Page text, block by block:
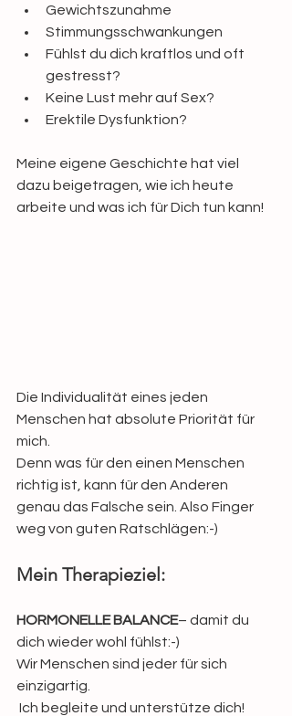
Gewichtszunahme
Stimmungsschwankungen
Fühlst du dich kraftlos und oft
gestresst?
Keine Lust mehr auf Sex?
Erektile Dysfunktion?
Meine eigene Geschichte hat viel
dazu beigetragen, wie ich heute
arbeite und was ich für Dich tun kann!
Die Individualität eines jeden
Menschen hat absolute Priorität für
mich.
Denn was für den einen Menschen
richtig ist, kann für den Anderen
genau das Falsche sein. Also Finger
weg von guten Ratschlägen:-)
Mein Therapieziel:
HORMONELLE BALANCE– damit du
dich wieder wohl fühlst:-)
Wir Menschen sind jeder für sich
einzigartig.
Ich begleite und unterstütze dich!